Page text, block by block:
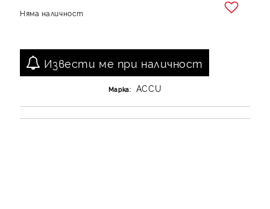
Няма наличност
Извести ме при наличност
Марка: ACCU